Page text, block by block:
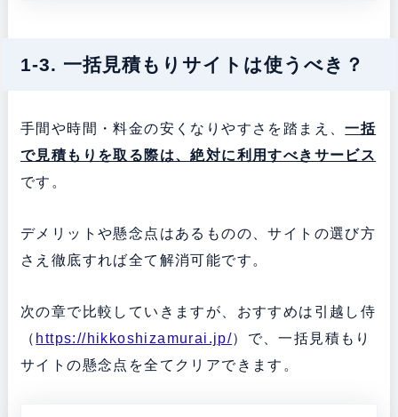
1-3. 一括見積もりサイトは使うべき？
手間や時間・料金の安くなりやすさを踏まえ、一括
で見積もりを取る際は、絶対に利用すべきサービス
です。
デメリットや懸念点はあるものの、サイトの選び方
さえ徹底すれば全て解消可能です。
次の章で比較していきますが、おすすめは引越し侍
（ https://hikkoshizamurai.jp/）で、一括見積もり
サイトの懸念点を全てクリアできます。